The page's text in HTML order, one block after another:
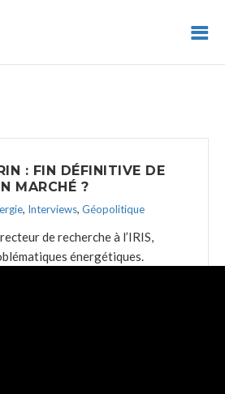
: FIN DÉFINITIVE DE
MARCHÉ ?
, Interviews, Géopolitique
de recherche à l’IRIS,
énergétiques.